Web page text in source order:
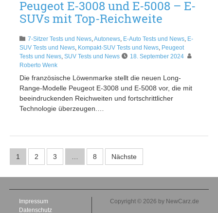
Peugeot E-3008 und E-5008 – E-
SUVs mit Top-Reichweite
7-Sitzer Tests und News Autonews E-Auto Tests und News E-
SUV Tests und News Kompakt-SUV Tests und News Peugeot
Tests und News SUV Tests und News
18. September 2024
Roberto Wenk
Die französische Löwenmarke stellt die neuen Long-
Range-Modelle Peugeot E-3008 und E-5008 vor, die mit
beeindruckenden Reichweiten und fortschrittlicher
Technologie überzeugen.…
1 2 3 8 Nächste
Impressum
Datenschutz
Copyright © 2026 by NewCarz.de